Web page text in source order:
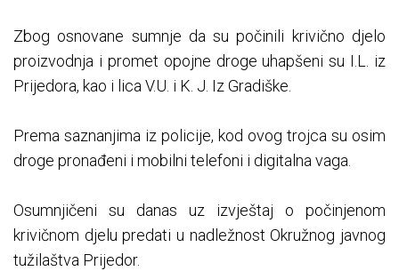
Zbog osnovane sumnje da su počinili krivično djelo
proizvodnja i promet opojne droge uhapšeni su I.L. iz
Prijedora, kao i lica V.U. i K. J. Iz Gradiške.
Prema saznanjima iz policije, kod ovog trojca su osim
droge pronađeni i mobilni telefoni i digitalna vaga.
Osumnjičeni su danas uz izvještaj o počinjenom
krivičnom djelu predati u nadležnost Okružnog javnog
tužilaštva Prijedor.